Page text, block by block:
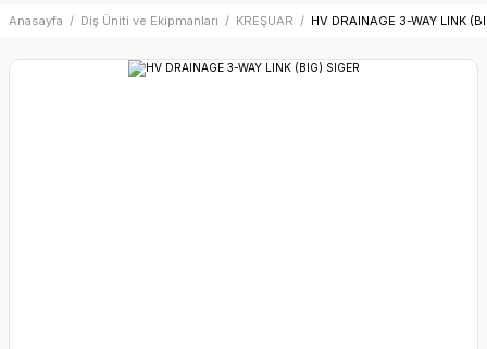
Anasayfa Diş Üniti ve Ekipmanları KREŞUAR HV DRAINAGE 3-WAY LINK